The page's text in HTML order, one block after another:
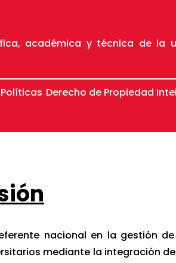
académica y técnica de la
Políticas Derecho de Propiedad
nacional en la gestión
mediante la integración